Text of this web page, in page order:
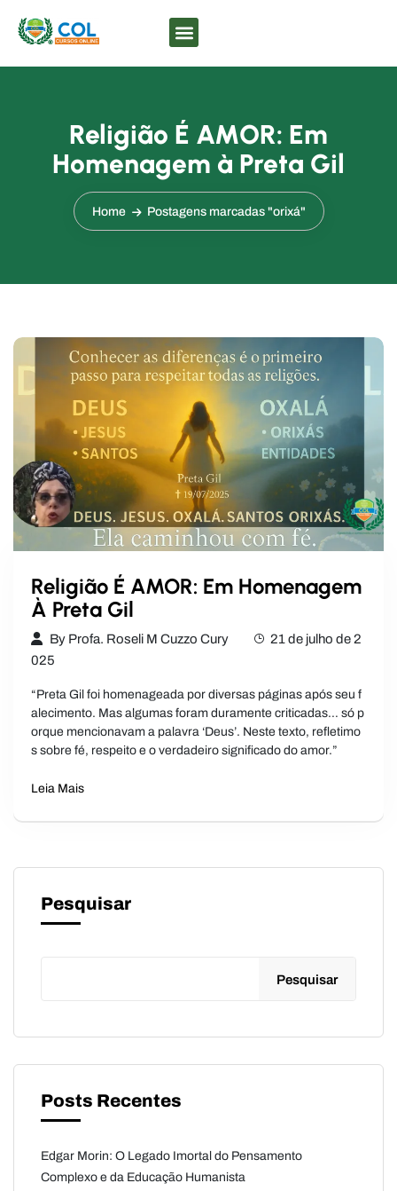
Religião É AMOR: Em
Homenagem à Preta Gil
Home Postagens marcadas "orixá"
Religião É AMOR: Em Homenagem
À Preta Gil
By Profa. Roseli M Cuzzo Cury
21 de julho de 2
025
“Preta Gil foi homenageada por diversas páginas após seu f
alecimento. Mas algumas foram duramente criticadas… só p
orque mencionavam a palavra ‘Deus’. Neste texto, refletimo
s sobre fé, respeito e o verdadeiro significado do amor.”
Leia Mais
Pesquisar
Pesquisar
Posts Recentes
Edgar Morin: O Legado Imortal do Pensamento
Complexo e da Educação Humanista